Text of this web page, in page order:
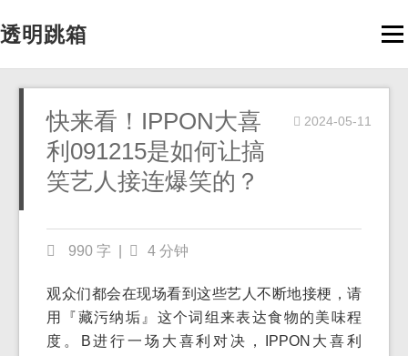
透明跳箱
快来看！IPPON大喜
利091215是如何让搞
笑艺人接连爆笑的？
2024-05-11
990 字 4 分钟
观众们都会在现场看到这些艺人不断地接梗，请
用『藏污纳垢』这个词组来表达食物的美味程
度。B进行一场大喜利对决，IPPON大喜利